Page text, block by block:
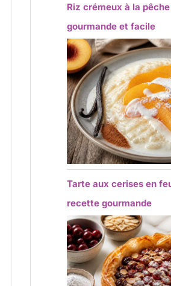
Riz crémeux à la
gourmande et facile
Tarte aux cerises en
recette gourmande